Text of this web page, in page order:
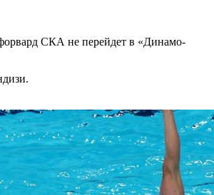
СКА не перейдет в «Динамо-